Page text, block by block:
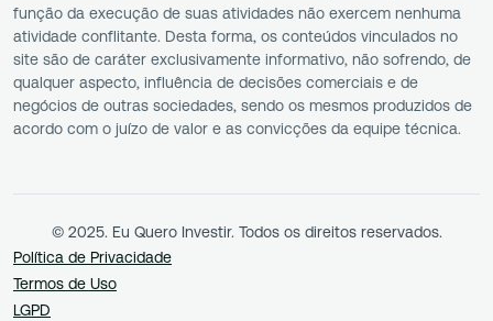
função da execução de suas atividades não exercem nenhuma
atividade conflitante. Desta forma, os conteúdos vinculados no
site são de caráter exclusivamente informativo, não sofrendo, de
qualquer aspecto, influência de decisões comerciais e de
negócios de outras sociedades, sendo os mesmos produzidos de
acordo com o juízo de valor e as convicções da equipe técnica.
© 2025. Eu Quero Investir. Todos os direitos reservados.
Política de Privacidade
Termos de Uso
LGPD